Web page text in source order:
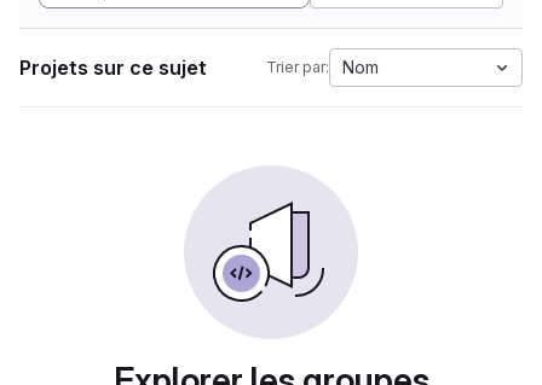
Projets sur ce sujet Trier par: Nom